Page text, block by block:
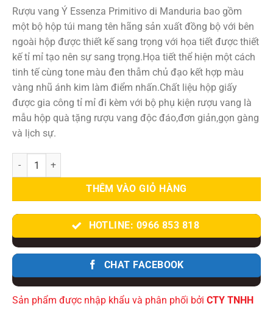
Rượu vang Ý Essenza Primitivo di Manduria bao gồm
một bộ hộp túi mang tên hãng sản xuất đồng bộ với bên
ngoài hộp được thiết kế sang trọng với họa tiết được thiết
kế tỉ mỉ tạo nên sự sang trọng.Họa tiết thể hiện một cách
tinh tế cùng tone màu đen thẫm chủ đạo kết hợp màu
vàng nhũ ánh kim làm điểm nhấn.Chất liệu hộp giấy
được gia công tỉ mỉ đi kèm với bộ phụ kiện rượu vang là
mẫu hộp quà tặng rượu vang độc đáo,đơn giản,gọn gàng
và lịch sự.
Hộp Quà Rượu Vang Ý Essenza Primitivo di Manduria – Tinh Hoa
THÊM VÀO GIỎ HÀNG
HOTLINE: 0966 853 818
CHAT FACEBOOK
Sản phẩm được nhập khẩu và phân phối bởi CTY TNHH